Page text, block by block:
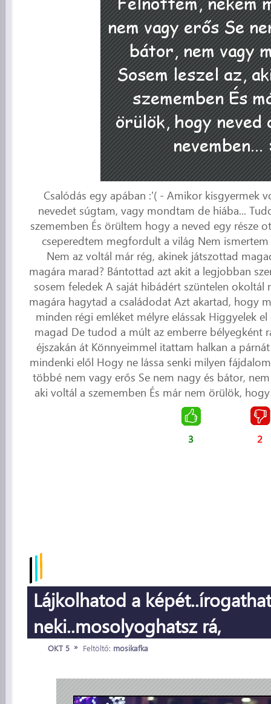
Csalódás egy apában :'( - Amikor kisgyermek
nevedet súgtam, vagy mondtam de hiába...
szememben És örültem hogy a neved egy része
cseperedtem megfordult a világ Nem
Nem az voltál már rég, akinek játszottad
magára marad? Bántottad azt akit a legjobban
sosem feledek A saját hibádért szüntelen
magára hagytad a családodat Azt akartad, hogy
minden régi emléket mélyre elássak Higgyelek
magad De tudod a múlt az emberre bélyegként
éjszakán át Könnyeimmel itattam halkan a
mindenki elől Hogy ne lássa senki milyen
többé nem vagy erős Se nem nagy és bátor,
aki voltál a szememben És már nem örülök,
3 2
Lájkolhatod a
neki..mosolyoghatsz rá,
OKT 5 » Feltöltő: mosikafka